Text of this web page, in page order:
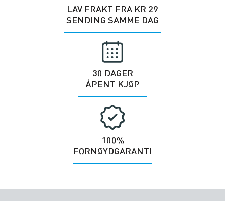
LAV FRAKT FRA KR 29
SENDING SAMME DAG
30 DAGER
ÅPENT KJØP
100%
FORNØYDGARANTI